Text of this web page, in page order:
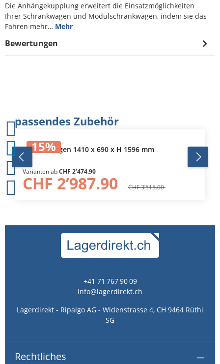
Die Anhängekupplung erweitert die Einsatzmöglichkeiten
Ihrer Schrankwagen und Modulschrankwagen, indem sie das
Fahren mehr… Mehr
Bewertungen
Produktgalerie überspringen
passendes Zubehör
15%
Schrankwagen 1410 x 690 x H 1596 mm
Varianten abCHF 2’474.90
CHF 2’987.90 CHF 3’515.00
+41 71 767 90 09
info@lagerdirekt.ch
Lagerdirekt - Ripalgo AG - Widenstrasse 4, CH 9464 Rüthi
SG
Rechtliches